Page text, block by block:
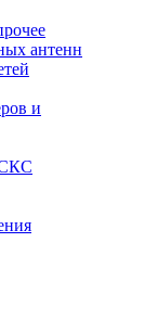
антенн
и
СКС